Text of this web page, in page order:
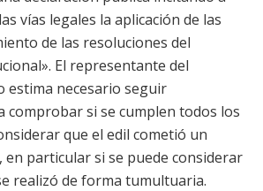
vías legales la aplicación de las
de las resoluciones del
El representante del
estima necesario seguir
comprobar si se cumplen todos los
que el edil cometió un
en particular si se puede considerar
realizó de forma tumultuaria.